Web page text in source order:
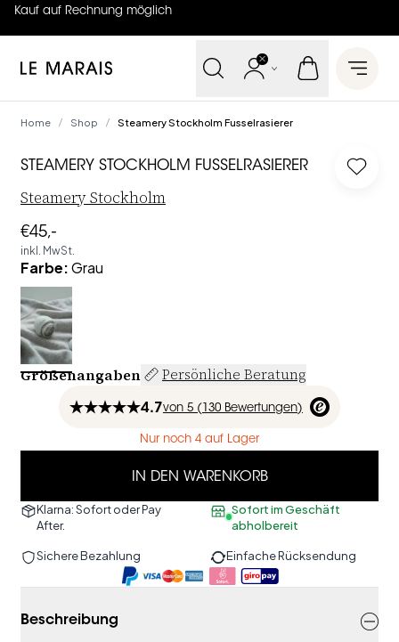
Kauf auf Rechnung möglich
4.7 von 5 (130 Bewertungen
Le Marais Open
Home / Shop / Steamery Stockholm Fusselrasierer
STEAMERY STOCKHOLM FUSSELRASIERER Log
Steamery Stockholm
€45,-
inkl. MwSt.
Farbe:Grau
Größenangaben Persönliche Beratung
4.7von 5 ( 130 Bewertungen)
Nur noch 4 auf Lager
IN DEN WARENKORB
Klarna: Sofort oder Pay
After.
Sofort im Geschäft
abholbereit
Sichere Bezahlung Einfache Rücksendung
Beschreibung